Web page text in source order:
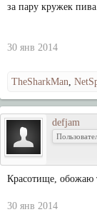
за пару кружек
30 янв 2014
TheSharkMan,
defjam
Красотище, обожаю
30 янв 2014